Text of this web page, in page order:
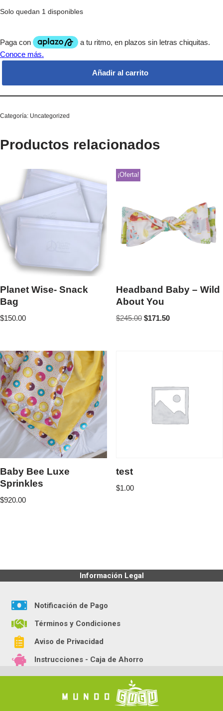
Solo quedan 1 disponibles
Añadir al carrito
Categoría: Uncategorized
Productos relacionados
Planet Wise- Snack
Bag
$150.00
¡Oferta!
Headband Baby – Wild
About You
$245.00 $171.50
Baby Bee Luxe
Sprinkles
$920.00
test
$1.00
Información Legal
Notificación de Pago
Términos y Condiciones
Aviso de Privacidad
Instrucciones - Caja de Ahorro